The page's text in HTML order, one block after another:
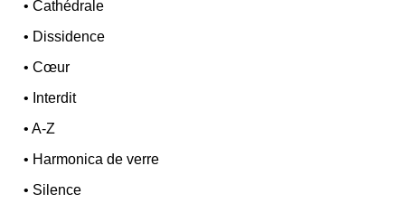
•Cathédrale
• Dissidence
•Cœur
• Interdit
•A-Z
• Harmonica de verre
• Silence